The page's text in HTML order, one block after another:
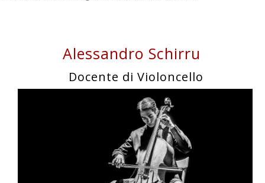
Alessandro Schirru
Docente di Violoncello